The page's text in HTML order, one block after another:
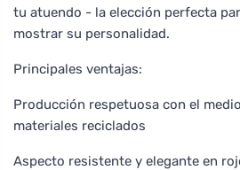
tu atuendo - la elección perfecta
mostrar su personalidad.
Principales ventajas:
Producción respetuosa con el
materiales reciclados
Aspecto resistente y elegante en